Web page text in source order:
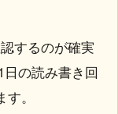
するのが確実
の読み書き回
。